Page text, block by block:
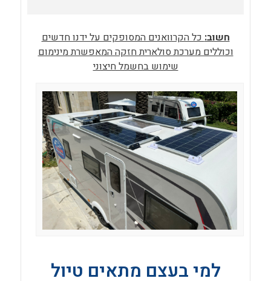
חשוב:כל הקרוואנים המסופקים על ידנו חדשים
וכוללים מערכת סולארית חזקה המאפשרת מינימום
שימוש בחשמל חיצוני
למי בעצם מתאים טיול